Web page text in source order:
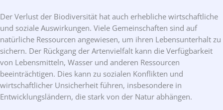
Der Verlust der Biodiversität hat auch erhebliche wirtschaftliche
und soziale Auswirkungen. Viele Gemeinschaften sind auf
natürliche Ressourcen angewiesen, um ihren Lebensunterhalt zu
sichern. Der Rückgang der Artenvielfalt kann die Verfügbarkeit
von Lebensmitteln, Wasser und anderen Ressourcen
beeinträchtigen. Dies kann zu sozialen Konflikten und
wirtschaftlicher Unsicherheit führen, insbesondere in
Entwicklungsländern, die stark von der Natur abhängen.